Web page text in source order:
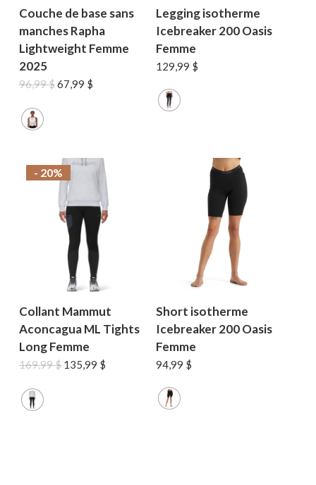
Couche de base sans
manches Rapha
Lightweight Femme
2025
96,99$Le
67,99 $Le
Legging isotherme
Icebreaker 200 Oasis
Femme
129,99 $
- 20%
Collant Mammut
Aconcagua ML Tights
Long Femme
169,99$ Le
135,99 $Le
Short isotherme
Icebreaker 200 Oasis
Femme
94,99 $